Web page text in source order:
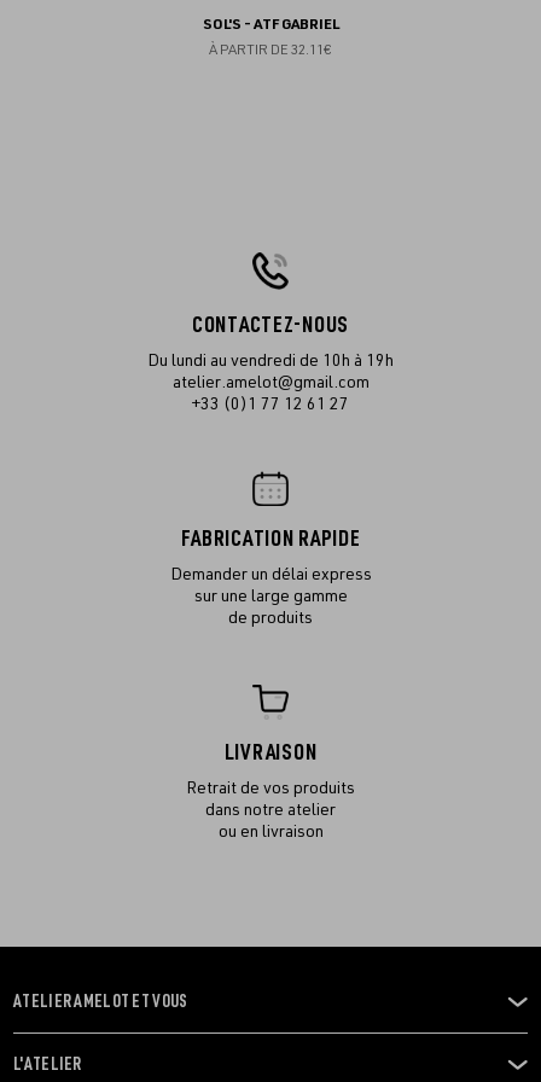
SOL'S - ATF GABRIEL
À PARTIR DE 32.11€
CONTACTEZ-NOUS
Du lundi au vendredi de 10h à 19h
atelier.amelot@gmail.com
+33 (0)1 77 12 61 27
FABRICATION RAPIDE
Demander un délai express
sur une large gamme
de produits
LIVRAISON
Retrait de vos produits
dans notre atelier
ou en livraison
OUVRIR
LE
MENU
ATELIER AMELOT ET VOUS
OUVRIR
L'ATELIER